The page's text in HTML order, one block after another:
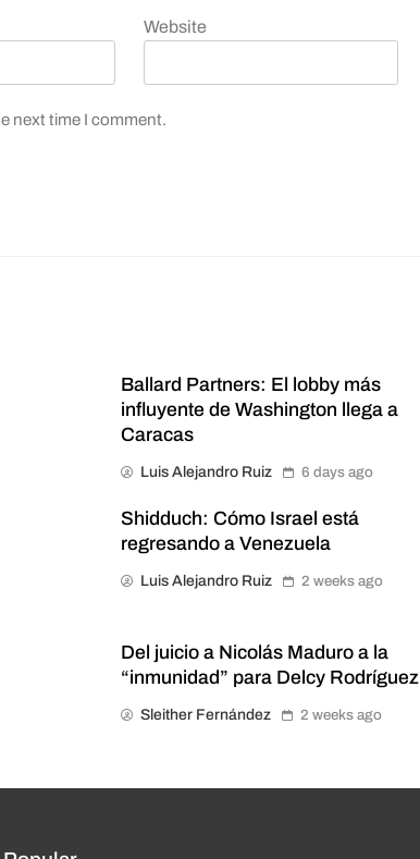
Website
next time I comment.
Ballard Partners: El lobby más
influyente de Washington llega a
Caracas
Luis Alejandro Ruiz 6 days ago
Shidduch: Cómo Israel está
regresando a Venezuela
Luis Alejandro Ruiz 2 weeks ago
Del juicio a Nicolás Maduro a la
“inmunidad” para Delcy Rodríguez
Sleither Fernández 2 weeks ago